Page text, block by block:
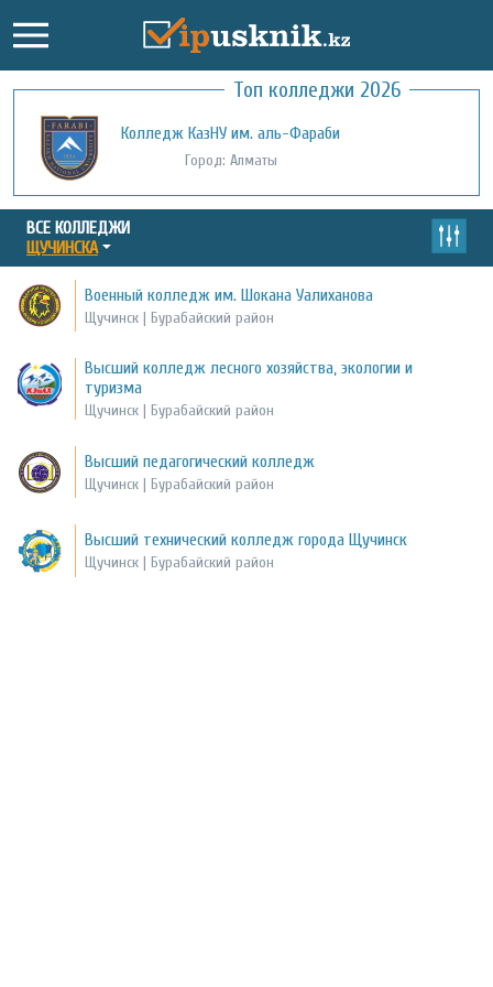
Топ колледжи 2026
Колледж КазНУ им. аль-Фараби
Город: Алматы
ВСЕ КОЛЛЕДЖИ
ЩУЧИНСКА
Военный колледж им. Шокана Уалиханова
Щучинск | Бурабайский район
Высший колледж лесного хозяйства, экологии и
туризма
Щучинск | Бурабайский район
Высший педагогический колледж
Щучинск | Бурабайский район
Высший технический колледж города Щучинск
Щучинск | Бурабайский район